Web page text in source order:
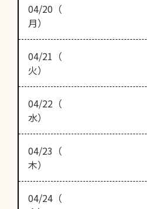
04/20（
月）
04/21（
火）
04/22（
水）
04/23（
木）
04/24（